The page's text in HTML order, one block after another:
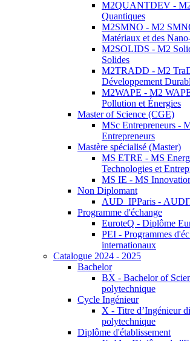
M2QUANTDEV -
Quantiques
M2SMNO - M2
Matériaux et des
M2SOLIDS - M2
Solides
M2TRADD - M2
Développement
M2WAPE - M2
Pollution et Énergies
Master of Science (CGE)
MSc Entrepreneurs -
Entrepreneurs
Mastère spécialisé (Master)
MS ETRE - MS
Technologies et
MS IE - MS
Non Diplomant
AUD_IPParis -
Programme d'échange
EuroteQ - Diplôme
PEI - Programmes
internationaux
Catalogue 2024 - 2025
Bachelor
BX - Bachelor of
polytechnique
Cycle Ingénieur
X - Titre d’Ingénieur
polytechnique
Diplôme d'établissement